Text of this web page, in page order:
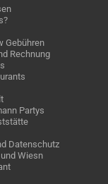
Gebühren
Rechnung
Partys
Datenschutz
Wiesn